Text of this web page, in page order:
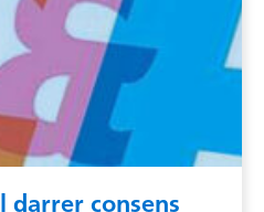
darrer consens